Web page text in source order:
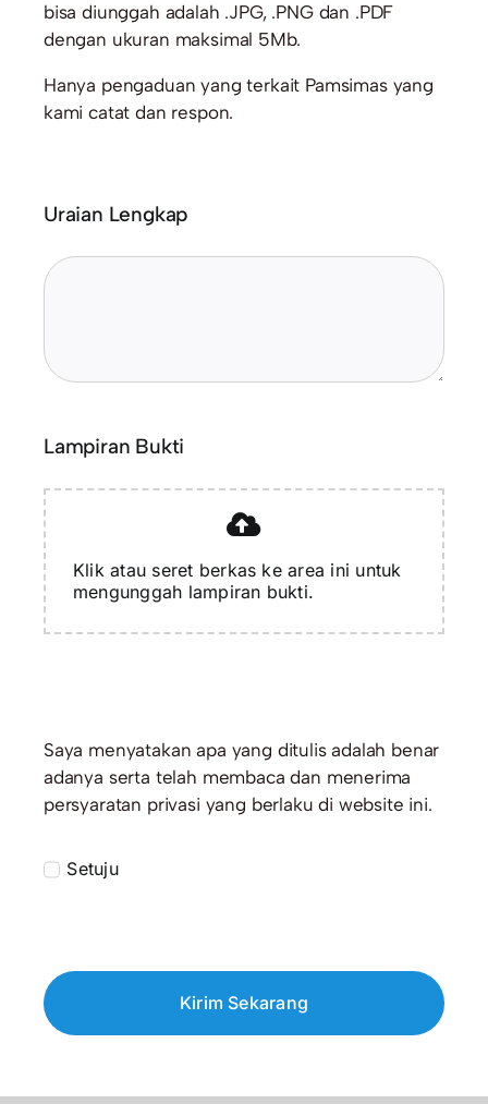
bisa diunggah adalah .JPG, .PNG dan .PDF
dengan ukuran maksimal 5Mb.
Hanya pengaduan yang terkait Pamsimas yang
kami catat dan respon.
Uraian Lengkap
Lampiran Bukti
Klik atau seret berkas ke area ini untuk
mengunggah lampiran bukti.
Saya menyatakan apa yang ditulis adalah benar
adanya serta telah membaca dan menerima
persyaratan privasi yang berlaku di website ini.
Setuju
Kirim Sekarang